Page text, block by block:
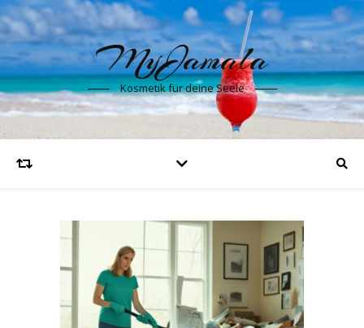
MyJamala
Kosmetik für deine Seele